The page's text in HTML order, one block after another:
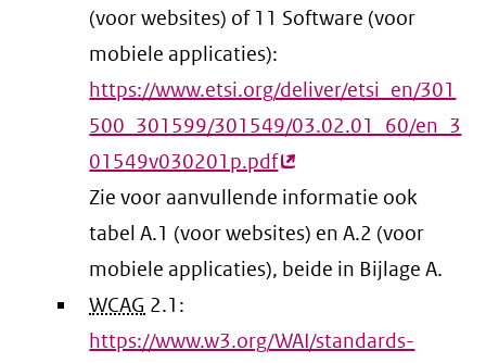
(voor websites) of 11 Software (voor
mobiele applicaties):
https://www.etsi.org/deliver/etsi_en/301
500_301599/301549/03.02.01_60/en_3
01549v030201p.pdf(externe
link)
Zie voor aanvullende informatie ook
tabel A.1 (voor websites) en A.2 (voor
mobiele applicaties), beide in Bijlage A.
WCAG 2.1:
https://www.w3.org/WAI/standards-